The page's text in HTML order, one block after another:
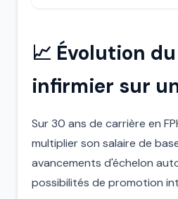
📈 Évolution
infirmier sur
Sur 30 ans de carrière en
multiplier son salaire de
avancements d'échelon
possibilités de promotion